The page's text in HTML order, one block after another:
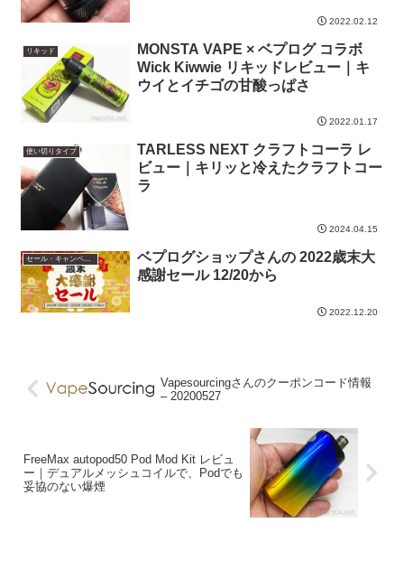
2022.02.12
リキッド
MONSTA VAPE × ベプログ コラボ
Wick Kiwwie リキッドレビュー｜キ
ウイとイチゴの甘酸っぱさ
2022.01.17
使い切りタイプ
TARLESS NEXT クラフトコーラ レ
ビュー｜キリッと冷えたクラフトコー
ラ
2024.04.15
セール・キャンペーン情報
ベプログショップさんの 2022歳末大
感謝セール 12/20から
2022.12.20
Vapesourcingさんのクーポンコード情報
– 20200527
FreeMax autopod50 Pod Mod Kit レビュ
ー｜デュアルメッシュコイルで、Podでも
妥協のない爆煙